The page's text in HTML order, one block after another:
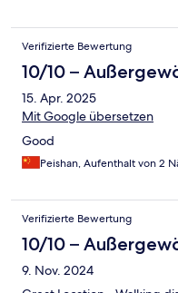
Verifizierte Bewertung
10/10 –
15. Apr. 2025
Mit Google übersetzen
Good
Peishan, Aufenthalt von 2
Verifizierte Bewertung
10/10 –
9. Nov. 2024